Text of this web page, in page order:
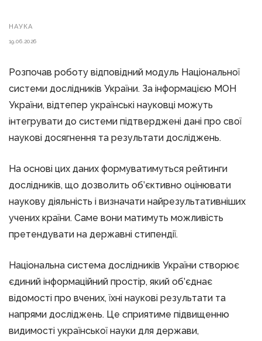
НАУКА
19.06.2026
Розпочав роботу відповідний модуль Національної
системи дослідників України. За інформацією МОН
України, відтепер українські науковці можуть
інтегрувати до системи підтверджені дані про свої
наукові досягнення та результати досліджень.
На основі цих даних формуватимуться рейтинги
дослідників, що дозволить об’єктивно оцінювати
наукову діяльність і визначати найрезультативніших
учених країни. Саме вони матимуть можливість
претендувати на державні стипендії.
Національна система дослідників України створює
єдиний інформаційний простір, який об’єднає
відомості про вчених, їхні наукові результати та
напрями досліджень. Це сприятиме підвищенню
видимості української науки для держави,